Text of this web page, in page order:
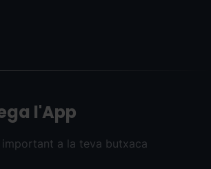
l'App
important a la teva butxaca